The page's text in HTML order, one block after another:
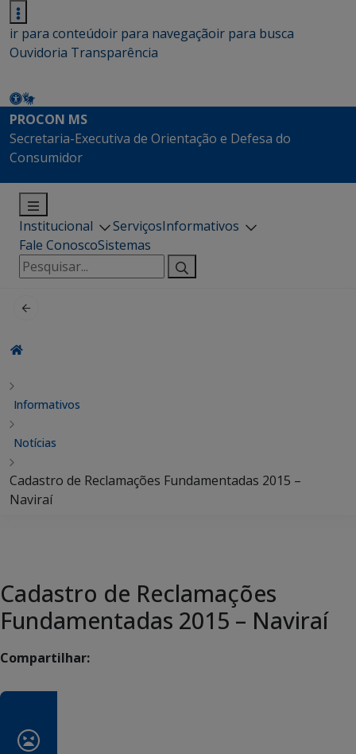
ir para conteúdoir para navegaçãoir para busca
Ouvidoria Transparência
PROCON MS
Secretaria-Executiva de Orientação e Defesa do
Consumidor
Institucional ServiçosInformativos
Fale ConoscoSistemas
Pesquisar
por:
Informativos
Notícias
Cadastro de Reclamações Fundamentadas 2015 –
Naviraí
Cadastro de Reclamações
Fundamentadas 2015 – Naviraí
Compartilhar: